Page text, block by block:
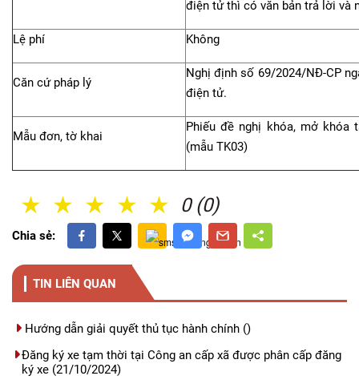
điện tử thì có văn bản trả lời và
Lệ phí Không
Căn cứ pháp lý
Nghị định số 69/2024/NĐ-CP
điện tử.
Mẫu đơn, tờ khai
Phiếu đề nghị khóa, mở
(mẫu TK03)
0 (0)
5 Sao
4 Sao
3 Sao
2 Sao
1 Sao
Chia sẻ:
TIN LIÊN QUAN
Hướng dẫn giải quyết thủ tục hành chính ()
Đăng ký xe tạm thời tại Công an cấp xã được phân cấp đăng
ký xe (21/10/2024)